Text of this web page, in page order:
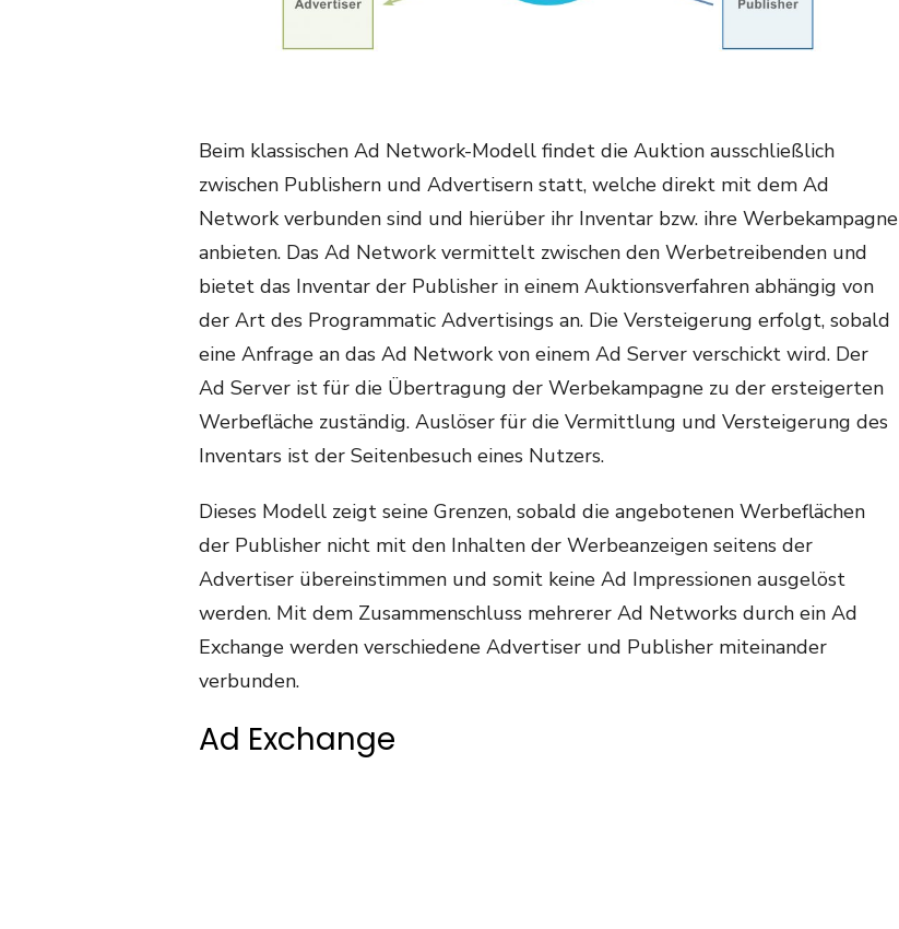
Beim klassischen Ad Network-Modell findet die Auktion ausschließlich
zwischen Publishern und Advertisern statt, welche direkt mit dem Ad
Network verbunden sind und hierüber ihr Inventar bzw. ihre Werbekampagne
anbieten. Das Ad Network vermittelt zwischen den Werbetreibenden und
bietet das Inventar der Publisher in einem Auktionsverfahren abhängig von
der Art des Programmatic Advertisings an. Die Versteigerung erfolgt, sobald
eine Anfrage an das Ad Network von einem Ad Server verschickt wird. Der
Ad Server ist für die Übertragung der Werbekampagne zu der ersteigerten
Werbefläche zuständig. Auslöser für die Vermittlung und Versteigerung des
Inventars ist der Seitenbesuch eines Nutzers.
Dieses Modell zeigt seine Grenzen, sobald die angebotenen Werbeflächen
der Publisher nicht mit den Inhalten der Werbeanzeigen seitens der
Advertiser übereinstimmen und somit keine Ad Impressionen ausgelöst
werden. Mit dem Zusammenschluss mehrerer Ad Networks durch ein Ad
Exchange werden verschiedene Advertiser und Publisher miteinander
verbunden.
Ad Exchange